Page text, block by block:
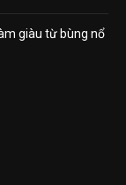
giàu từ bùng nổ